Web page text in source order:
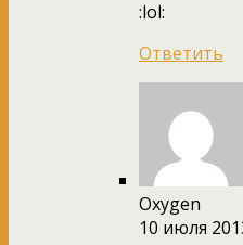
:lol:
Ответить
Oxygen
10 июля